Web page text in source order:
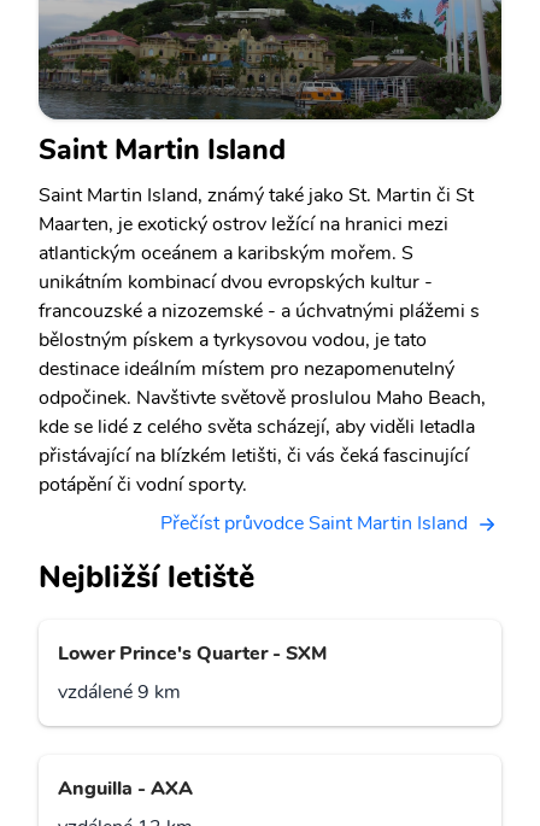
Saint Martin Island
Saint Martin Island, známý také jako St. Martin či St
Maarten, je exotický ostrov ležící na hranici mezi
atlantickým oceánem a karibským mořem. S
unikátním kombinací dvou evropských kultur -
francouzské a nizozemské - a úchvatnými plážemi s
bělostným pískem a tyrkysovou vodou, je tato
destinace ideálním místem pro nezapomenutelný
odpočinek. Navštivte světově proslulou Maho Beach,
kde se lidé z celého světa scházejí, aby viděli letadla
přistávající na blízkém letišti, či vás čeká fascinující
potápění či vodní sporty.
Přečíst průvodce Saint Martin Island
Nejbližší letiště
Lower Prince's Quarter - SXM
vzdálené 9 km
Anguilla - AXA